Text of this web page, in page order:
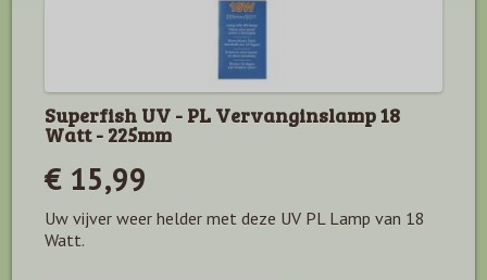
Superfish UV - PL Vervanginslamp 18
Watt - 225mm
€ 15,99
Uw vijver weer helder met deze UV PL Lamp van 18
Watt.